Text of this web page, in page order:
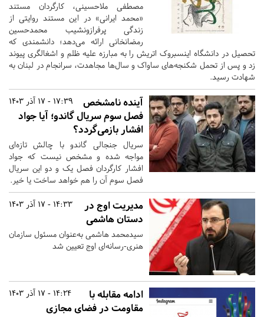
مصطفی ملاحسینی، کارگردان مستند
«محمد ایرانی» در این مستند روایتی از
زندگی پرفرازونشیب محمدحسین
رمضانخانی ارائه می‌دهد؛ دانشمندی که
تحصیل در دانشگاه اینسبروک اتریش را به مبارزه علیه ظلم و اشغالگری پیوند
زد و پس از تحمل شکنجه‌های ساواک و سال‌ها مجاهدت، سرانجام در لبنان به
شهادت رسید.
17:39 - 17 آذر 1403
آینده نامشخص
فصل سوم سریال گاندو؛ آیا جواد
افشار بازمی‌گردد؟
سریال جنجالی گاندو با چالش تازه‌ای
مواجه شده و مشخص نیست که جواد
افشار کارگردان فصل یک و دو این سریال
فصل سوم آن را هم خواهد ساخت یا خیر.
14:33 - 17 آذر 1403
مدیریت اوج در
دستان هاشمی
سیدمحمد هاشمی به‌عنوان مسئول سازمان
هنری-رسانه‌ای اوج تعیین شد
14:24 - 17 آذر 1403
ادامه مقابله با
مقاومت در فضای مجازی